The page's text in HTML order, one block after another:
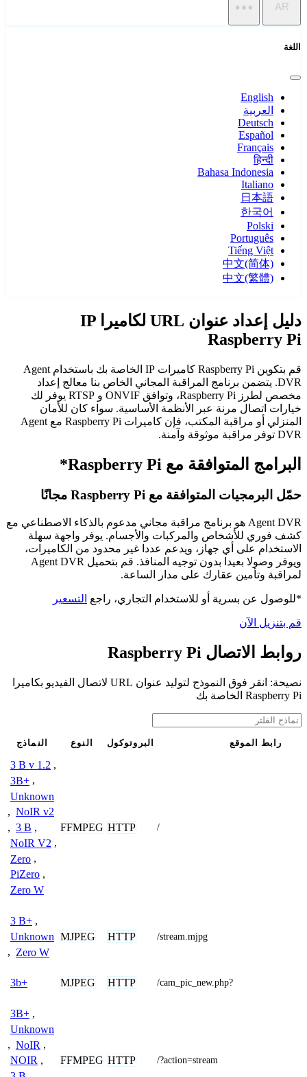
AR
اللغة
English
العربية
Deutsch
Español
Français
हिन्दी
Bahasa Indonesia
Italiano
日本語
한국어
Polski
Português
Tiếng Việt
中文(简体)
中文(繁體)
دليل إعداد عنوان URL لكاميرا IP
Raspberry Pi
قم بتكوين Raspberry Pi كاميرات IP الخاصة بك باستخدام Agent
DVR. يتضمن برنامج المراقبة المجاني الخاص بنا معالج إعداد
مخصص لطرز Raspberry Pi، وتوافق ONVIF و RTSP يوفر لك
خيارات اتصال مرنة عبر الأنظمة الأساسية. سواء كان للأمان
المنزلي أو مراقبة المكتب، فإن كاميرات Raspberry Pi مع Agent
DVR توفر مراقبة موثوقة وآمنة.
البرامج المتوافقة مع Raspberry Pi*
حمّل البرمجيات المتوافقة مع Raspberry Pi مجانًا
Agent DVR هو برنامج مراقبة مجاني مدعوم بالذكاء الاصطناعي مع
كشف فوري للأشخاص والمركبات والأجسام. يوفر واجهة سهلة
الاستخدام على أي جهاز، ويدعم عددا غير محدود من الكاميرات،
ويوفر وصولا بعيدا بدون توجيه المنافذ. قم بتحميل Agent DVR
لمراقبة وتأمين عقارك على مدار الساعة.
*للوصول عن بسرية أو للاستخدام التجاري، راجع التسعير
قم بتنزيل الآن
روابط الاتصال Raspberry Pi
نصيحة: انقر فوق النموذج لتوليد عنوان URL لاتصال الفيديو بكاميرا
Raspberry Pi الخاصة بك
النماذج النوع البروتوكول رابط الموقع
3 B v 1.2 ,
3B+ ,
Unknown
, NoIR v2
, 3 B ,
NoIR V2 ,
Zero ,
PiZero ,
Zero W
FFMPEG HTTP /
3 B+ ,
Unknown
, Zero W
MJPEG HTTP /stream.mjpg
3b+ MJPEG HTTP /cam_pic_new.php?
3B+ ,
Unknown
, NoIR ,
NOIR ,
FFMPEG HTTP /?action=stream